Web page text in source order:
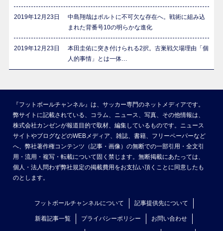
2019年12月23日
中島翔哉はポルトに不可欠な存在へ。戦術に組み込
まれた背番号10の明らかな進化
2019年12月23日
本田圭佑に突き付けられる2択。古巣戦欠場理由「個
人的事情」とは一体…
『フットボールチャンネル』は、サッカー専門のネットメディアです。
弊サイトに記載されている、コラム、ニュース、写真、その他情報は、
株式会社カンゼンが報道目的で取材、編集しているものです。ニュース
サイトやブログなどのWEBメディア、雑誌、書籍、フリーペーパーなど
へ、弊社著作権コンテンツ（記事・画像）の無断での一部引用・全文引
用・流用・複写・転載について固く禁じます。無断掲載にあたっては、
個人・法人問わず弊社規定の掲載費用をお支払い頂くことに同意したも
のとします。
フットボールチャンネルについて 記事提供先について
新着記事一覧 プライバシーポリシー お問い合わせ